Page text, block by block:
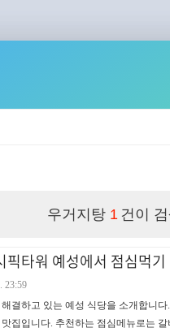
우거지탕 1 건이
픽타워 예성에서 점심먹기
23:59
결하고 있는 예성 식당을 소개합니
집입니다. 추천하는 점심메뉴로는